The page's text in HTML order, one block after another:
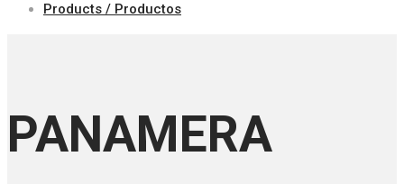
Products / Productos
PANAMERA